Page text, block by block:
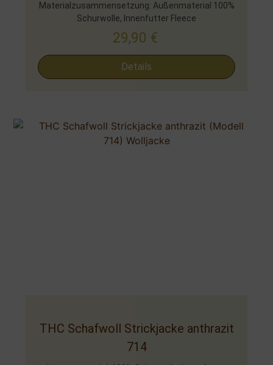
Materialzusammensetzung: Außenmaterial 100%
Schurwolle, Innenfutter Fleece
29,90 €
Details
THC Schafwoll Strickjacke anthrazit
714